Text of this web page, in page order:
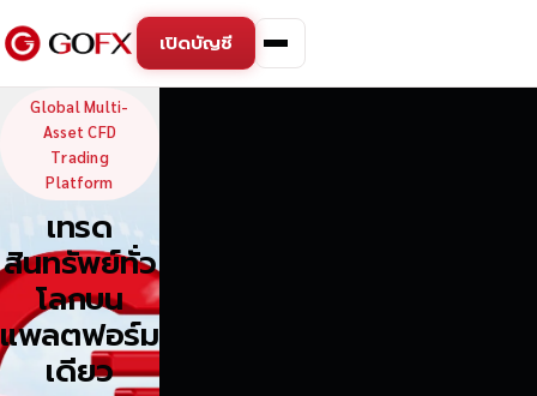
เปิดบัญชี
GoFX — Global Multi-
Global Multi-
Asset CFD
Trading
Platform
เทรด
สินทรัพย์ทั่ว
โลกบน
แพลตฟอร์ม
เดียว